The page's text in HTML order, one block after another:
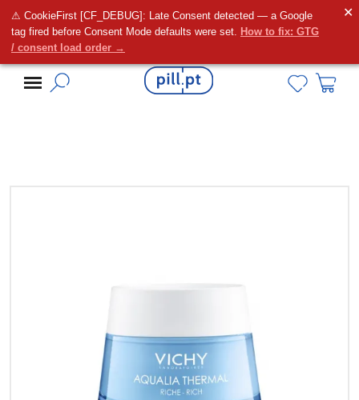
⚠ CookieFirst [CF_DEBUG]: Late Consent detected — a Google
tag fired before Consent Mode defaults were set. How to fix: GTG
/ consent load order →
✕
Alguma dúvida?